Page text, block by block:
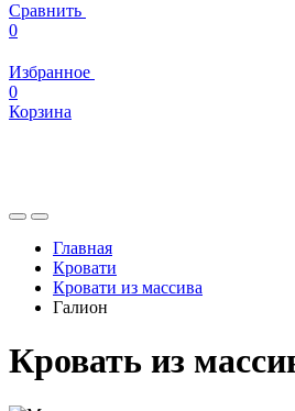
Сравнить
0
Избранное
0
Корзина
Главная
Кровати
Кровати из массива
Галион
Кровать из